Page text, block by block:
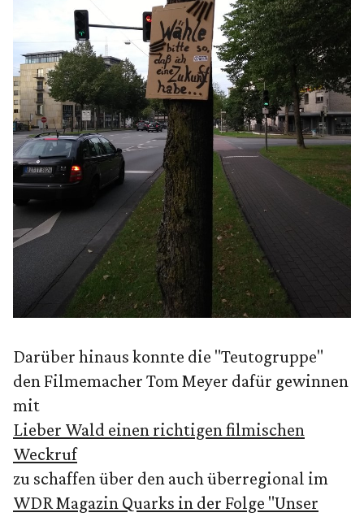
Darüber hinaus konnte die "Teutogruppe"
den Filmemacher Tom Meyer dafür gewinnen
mit
Lieber Wald einen richtigen filmischen
Weckruf
zu schaffen über den auch überregional im
WDR Magazin Quarks in der Folge "Unser